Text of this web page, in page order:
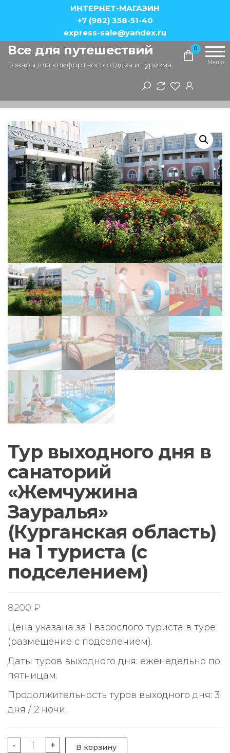
содержимому
ИНТЕРНЕТ-МАГАЗИН
+7 (982) 358-51-40
express-sale@yandex.ru
Все для путешествий
Товары для комфортного отдыха и туризма
0
Меню
Тур выходного дня в
санаторий
«Жемчужина
Зауралья»
(Курганская область)
на 1 туриста (с
подселением)
8200 ₽
Цена указана за 1 взрослого туриста в туре
(размещение с подселением).
Даты туров выходного дня: еженедельно по
пятницам.
Продолжительность туров выходного дня: 3
дня / 2 ночи.
-
Количество
+ В корзину